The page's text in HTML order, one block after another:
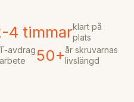
4 timmarklart på
plats
avdrag50+år skruvarnas
livslängd